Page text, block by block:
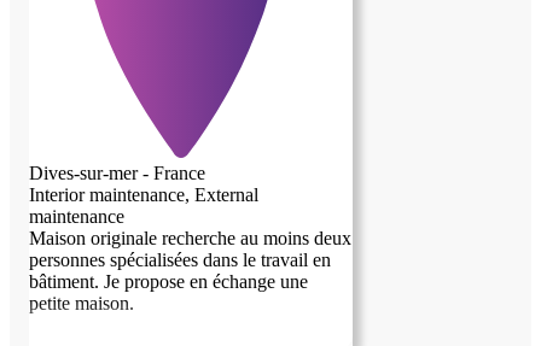
Dives-sur-mer - France
Interior maintenance, External
maintenance
Maison originale recherche au moins deux
personnes spécialisées dans le travail en
bâtiment. Je propose en échange une
petite maison.